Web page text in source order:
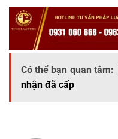
Có thể bạn quan tâm:
nhận đã cấp